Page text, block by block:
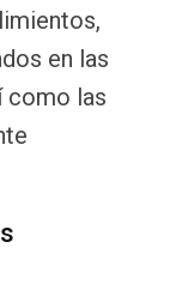
en las
como las